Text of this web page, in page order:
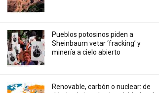
Pueblos potosinos piden a
Sheinbaum vetar ‘fracking’ y
minería a cielo abierto
Renovable, carbón o nuclear: de